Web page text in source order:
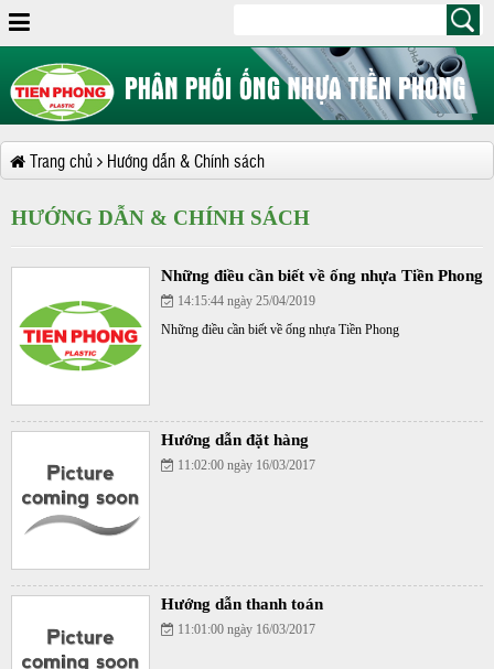
Trang chủ Hướng dẫn & Chính sách
HƯỚNG DẪN & CHÍNH SÁCH
Những điều cần biết về ống nhựa Tiền Phong
14:15:44 ngày 25/04/2019
Những điều cần biết về ống nhựa Tiền Phong
Hướng dẫn đặt hàng
11:02:00 ngày 16/03/2017
Hướng dẫn thanh toán
11:01:00 ngày 16/03/2017